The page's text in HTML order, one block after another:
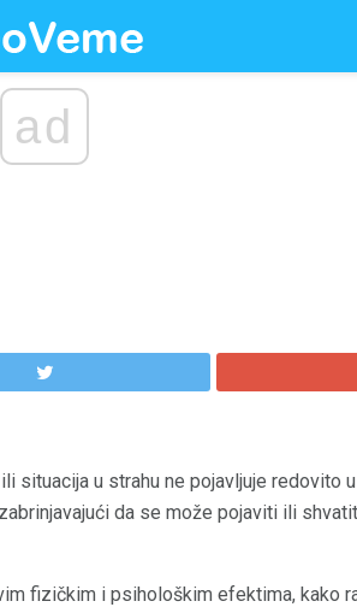
ad
u strahu ne pojavljuje redovito
da se može pojaviti ili
fizičkim i psihološkim efektima, kako